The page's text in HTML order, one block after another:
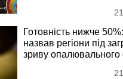
Готовність нижче
назвав регіони під
зриву опалювального